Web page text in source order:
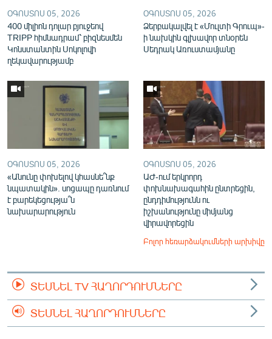
ՕԳՈՍՏՈՍ 05, 2026
400 միլիոն դոլար բյուջեով
TRIPP հիմնադրամ՝ բիզնեսմեն
Կոնստանտին Սոկոլովի
ղեկավարությամբ
ՕԳՈՍՏՈՍ 05, 2026
Ձերբակալվել է «Մուլտի Գրուպ»-
ի նախկին գլխավոր տնօրեն
Սեդրակ Առուստամյանը
ՕԳՈՍՏՈՍ 05, 2026
«Անունը փոխելով կհասնե՞նք
նպատակին». սոցապը դառնում
է բարեկեցությա՞ն
նախարարություն
ՕԳՈՍՏՈՍ 05, 2026
ԱԺ-ում երկրորդ
փոխնախագահին ընտրեցին,
ընդդիմությունն ու
իշխանությունը միմյանց
վիրավորեցին
Բոլոր հեռարձակումների արխիվը
ՏԵՍՆԵԼ TV ՀԱՂՈՐԴՈՒՄՆԵՐԸ
ՏԵՍՆԵԼ ՀԱՂՈՐԴՈՒՄՆԵՐԸ